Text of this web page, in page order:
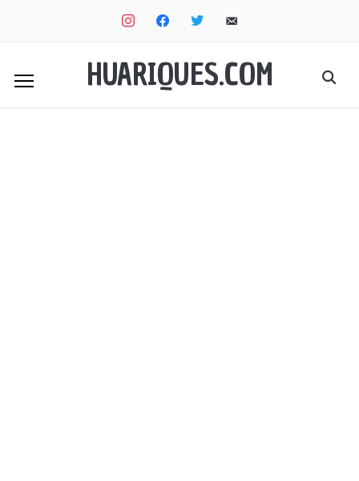
instagramfacebooktwitter
email-
HUARIQUES.COM